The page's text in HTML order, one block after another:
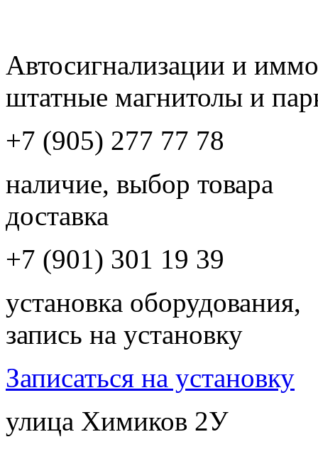
Автосигнализации и
штатные магнитолы и
+7 (905) 277 77 78
наличие, выбор товара
доставка
+7 (901) 301 19 39
установка оборудования,
запись на установку
Записаться на установку
улица Химиков 2У